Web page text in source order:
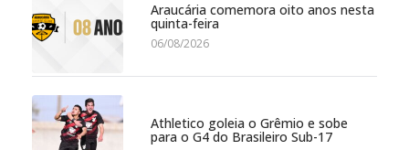
Araucária comemora oito anos nesta
quinta-feira
06/08/2026
Athletico goleia o Grêmio e sobe
para o G4 do Brasileiro Sub-17